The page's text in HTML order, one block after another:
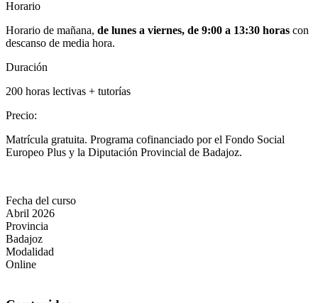
Horario
Horario de mañana, de lunes a viernes, de 9:00 a 13:30 horas con
descanso de media hora.
Duración
200 horas lectivas + tutorías
Precio:
Matrícula gratuita. Programa cofinanciado por el Fondo Social
Europeo Plus y la Diputación Provincial de Badajoz.
Fecha del curso
Abril 2026
Provincia
Badajoz
Modalidad
Online